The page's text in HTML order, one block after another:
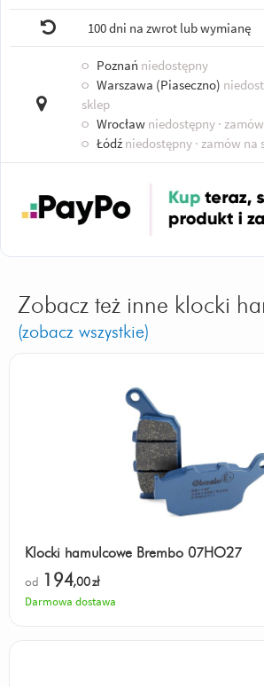
100 dni na zwrot lub wymianę
○ Poznań niedostępny
○ Warszawa (Piaseczno)
sklep
○ Wrocław niedostępny ·
○ Łódź niedostępny · zamów na
Zobacz też inne klocki
(zobacz wszystkie)
Klocki hamulcowe Brembo 07HO27
od 194,00zł
Darmowa dostawa